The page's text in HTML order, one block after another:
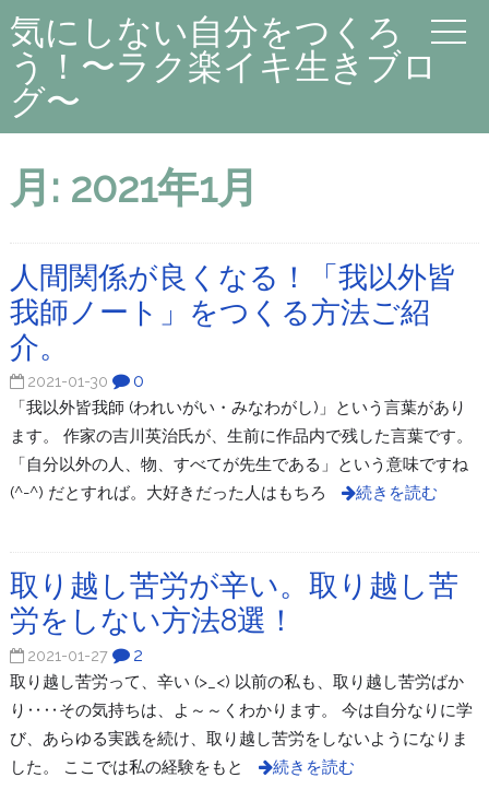
気にしない自分をつくろ
う！〜ラク楽イキ生きブロ
グ〜
月: 2021年1月
人間関係が良くなる！「我以外皆
我師ノート」をつくる方法ご紹
介。
2021-01-30 0
「我以外皆我師 (われいがい・みなわがし)」という言葉があり
ます。 作家の吉川英治氏が、生前に作品内で残した言葉です。
「自分以外の人、物、すべてが先生である」という意味ですね
(^-^) だとすれば。大好きだった人はもちろ
続きを読む
取り越し苦労が辛い。取り越し苦
労をしない方法8選！
2021-01-27 2
取り越し苦労って、辛い (>_<) 以前の私も、取り越し苦労ばか
り‥‥その気持ちは、よ～～くわかります。 今は自分なりに学
び、あらゆる実践を続け、取り越し苦労をしないようになりま
した。 ここでは私の経験をもと
続きを読む